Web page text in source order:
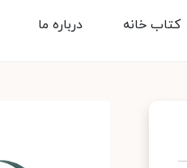
درباره ما کتاب خانه